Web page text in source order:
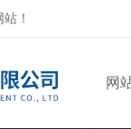
！
网